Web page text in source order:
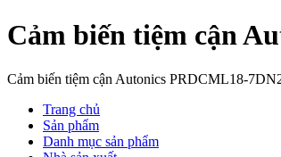
Cảm biến tiệm cận
Cảm biến tiệm cận Autonics PRDCML18-
Trang chủ
Sản phẩm
Danh mục sản phẩm